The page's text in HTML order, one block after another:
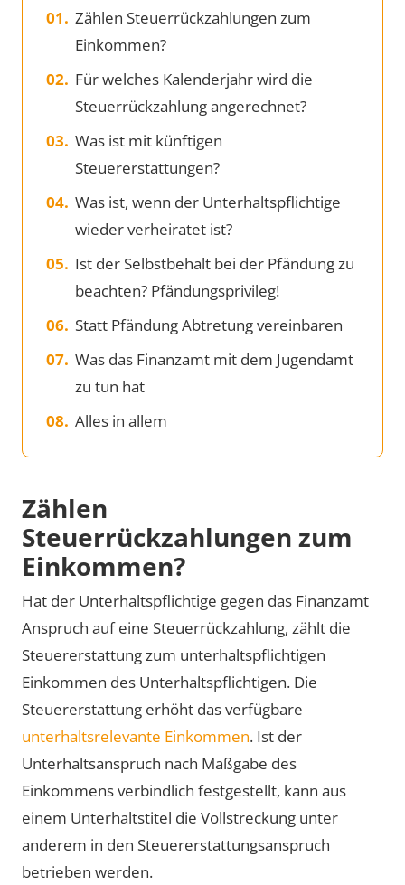
Zählen Steuerrückzahlungen zum
Einkommen?
Für welches Kalenderjahr wird die
Steuerrückzahlung angerechnet?
Was ist mit künftigen
Steuererstattungen?
Was ist, wenn der Unterhaltspflichtige
wieder verheiratet ist?
Ist der Selbstbehalt bei der Pfändung zu
beachten? Pfändungsprivileg!
Statt Pfändung Abtretung vereinbaren
Was das Finanzamt mit dem Jugendamt
zu tun hat
Alles in allem
Zählen
Steuerrückzahlungen zum
Einkommen?
Hat der Unterhaltspflichtige gegen das Finanzamt
Anspruch auf eine Steuerrückzahlung, zählt die
Steuererstattung zum unterhaltspflichtigen
Einkommen des Unterhaltspflichtigen. Die
Steuererstattung erhöht das verfügbare
unterhaltsrelevante Einkommen. Ist der
Unterhaltsanspruch nach Maßgabe des
Einkommens verbindlich festgestellt, kann aus
einem Unterhaltstitel die Vollstreckung unter
anderem in den Steuererstattungsanspruch
betrieben werden.